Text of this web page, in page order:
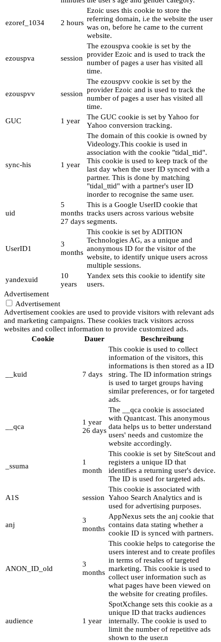
ezoref_1034 2 hours
Ezoic uses this cookie to store the
referring domain, i.e the website the user
was on, before he came to the current
website.
ezouspva session
The ezouspva cookie is set by the
provider Ezoic and is used to track the
number of pages a user has visited all
time.
ezouspvv session
The ezouspvv cookie is set by the
provider Ezoic and is used to track the
number of pages a user has visited all
time.
GUC
1 year
The GUC cookie is set by Yahoo for
Yahoo conversion tracking.
sync-his 1 year
The domain of this cookie is owned by
Videology.This cookie is used in
association with the cookie "tidal_ttid".
This cookie is used to keep track of the
last day when the user ID synced with a
partner. This is done by matching
"tidal_ttid" with a partner's user ID
inorder to recognise the same user.
uid
5
months
27 days
This is a Google UserID cookie that
tracks users across various website
segments.
UserID1
3
months
This cookie is set by ADITION
Technologies AG, as a unique and
anonymous ID for the visitor of the
website, to identify unique users across
multiple sessions.
yandexuid
10
years
Yandex sets this cookie to identify site
users.
Advertisement
Advertisement
Advertisement cookies are used to provide visitors with relevant ads
and marketing campaigns. These cookies track visitors across
websites and collect information to provide customized ads.
Cookie
Dauer Beschreibung
__kuid 7 days
This cookie is used to collect
information of the visitors, this
informations is then stored as a ID
string. The ID information strings
is used to target groups having
similar preferences, or for targeted
ads.
__qca
1 year
26 days
The __qca cookie is associated
with Quantcast. This anonymous
data helps us to better understand
users' needs and customize the
website accordingly.
_ssuma
1
month
This cookie is set by SiteScout and
registers a unique ID that
identifies a returning user's device.
The ID is used for targeted ads.
A1S session
This cookie is associated with
Yahoo Search Analytics and is
used for advertising purposes.
anj
3
months
AppNexus sets the anj cookie that
contains data stating whether a
cookie ID is synced with partners.
ANON_ID_old
3
months
This cookie helps to categorise the
users interest and to create profiles
in terms of resales of targeted
marketing. This cookie is used to
collect user information such as
what pages have been viewed on
the website for creating profiles.
audience 1 year
SpotXchange sets this cookie as a
unique ID that tracks audiences
internally. The cookie is used to
limit the number of repetitive ads
shown to the user.n